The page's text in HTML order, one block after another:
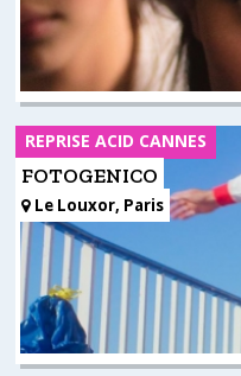
FOTOGENICO
Le Louxor, Paris
REPRISE ACID CANNES